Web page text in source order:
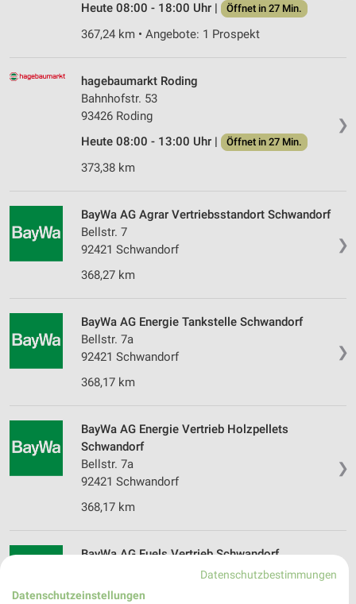
Heute 08:00 - 18:00 Uhr |
Öffnet in 27 Min.
367,24 km • Angebote: 1 Prospekt
❯
hagebaumarkt Roding
Bahnhofstr. 53
93426 Roding
Heute 08:00 - 13:00 Uhr |
Öffnet in 27 Min.
373,38 km
❯
BayWa AG Agrar Vertriebsstandort Schwandorf
Bellstr. 7
92421 Schwandorf
368,27 km
❯
BayWa AG Energie Tankstelle Schwandorf
Bellstr. 7a
92421 Schwandorf
368,17 km
❯
BayWa AG Energie Vertrieb Holzpellets
Schwandorf
Bellstr. 7a
92421 Schwandorf
368,17 km
BayWa AG Fuels Vertrieb Schwandorf
92421 Schwandorf
Datenschutzbestimmungen
Datenschutzeinstellungen